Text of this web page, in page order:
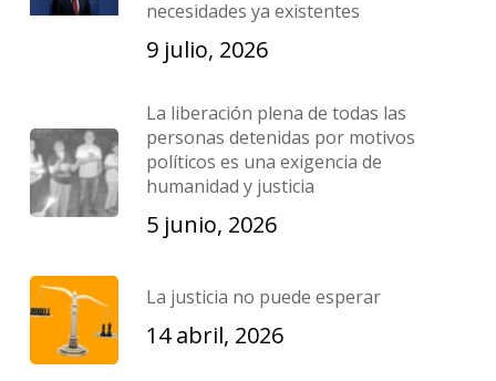
necesidades ya existentes
9 julio, 2026
La liberación plena de todas las
personas detenidas por motivos
políticos es una exigencia de
humanidad y justicia
5 junio, 2026
La justicia no puede esperar
14 abril, 2026